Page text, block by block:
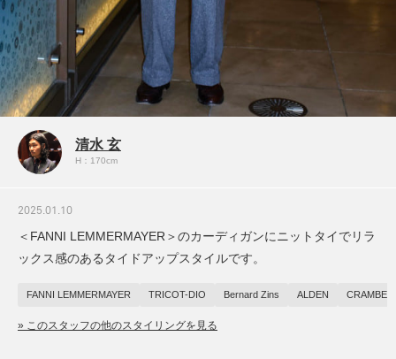
清水 玄
H：170cm
2025.01.10
＜FANNI LEMMERMAYER＞のカーディガンにニットタイでリラ
ックス感のあるタイドアップスタイルです。
FANNI LEMMERMAYER TRICOT-DIO Bernard Zins ALDEN CRAMBES
» このスタッフの他のスタイリングを見る